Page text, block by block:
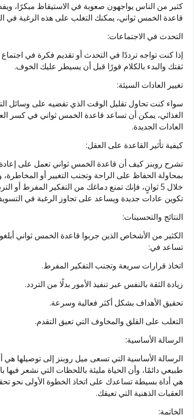
كثير من الناس يواجهون صعوبة في الاستيقاظ مبكرًا،
قاعدة الخمس ثواني، يمكنك التغلب على هذه الرغبة في
التحدث في الاجتماعات:
إذا كنت تواجه ترددًا في التحدث أو تقديم فكرة في
ثقتك والبدء بالكلام فورًا قبل أن يسيطر عليك الخوف.
تغيير العادات السيئة:
سواء كنت تحاول تقليل الوقت الذي تقضيه على وسائل
الغذائي، يمكن أن تساعد قاعدة الخمس ثواني في كسر
العادات الجديدة.
كيفية تأثير القاعدة على العقل:
تشرح روبنز كيف أن قاعدة الخمس ثواني تعمل على إعادة
بمحاولة الحفاظ على الراحة وتجنب التغيير أو
خلال 5 ثوانٍ، فإنك تمنع دماغك من التفكير المفرط أو
تكوين عادات جديدة ويساعد على تجاوز الرغبة في
النتائج والتحسينات:
الكثير من الأشخاص الذين جربوا قاعدة الخمس ثواني
تساعد في:
اتخاذ قرارات سريعة وتجنب التفكير المفرط.
زيادة الثقة بالنفس عبر تنفيذ الأمور بدلًا من التردد.
تحقيق الأهداف بشكل أكثر فعالية وسرعة.
التغلب على القلق والمخاوف التي تعيق التقدم.
الرسالة الأساسية:
الرسالة الأساسية التي تسعى ميل روبنز إلى توصيلها هي
طبيعي دائمًا، وأن الحياة مليئة باللحظات التي نشعر
هي أداة بسيطة تساعدك على اتخاذ الخطوة الأولى نحو
العقبات الذهنية التي تعيقك.
الخاتمة: